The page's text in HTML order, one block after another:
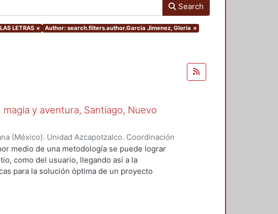
Search
LETRAS × Author: search.filters.author.Garcia Jimenez, Gloria ×
y aventura, Santiago, Nuevo
(México). Unidad Azcapotzalco. Coordinación
)Garcia Jimenez, Gloria
medio de una metodología se puede lograr
como del usuario, llegando así a la
para la solución óptima de un proyecto